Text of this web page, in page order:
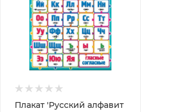
Плакат 'Русский алфавит